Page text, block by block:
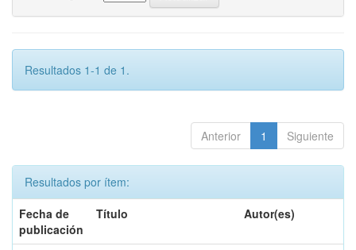
Resultados 1-1 de 1.
Anterior 1 Siguiente
Resultados por ítem:
Fecha de
publicación
Título Autor(es)